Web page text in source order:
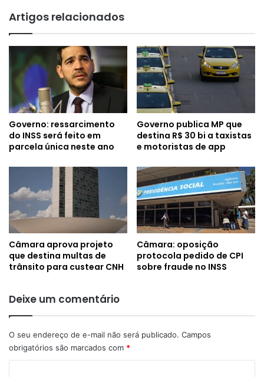
Artigos relacionados
Governo: ressarcimento
do INSS será feito em
parcela única neste ano
Governo publica MP que
destina R$ 30 bi a taxistas
e motoristas de app
Câmara aprova projeto
que destina multas de
trânsito para custear CNH
Câmara: oposição
protocola pedido de CPI
sobre fraude no INSS
Deixe um comentário
O seu endereço de e-mail não será publicado. Campos
obrigatórios são marcados com *